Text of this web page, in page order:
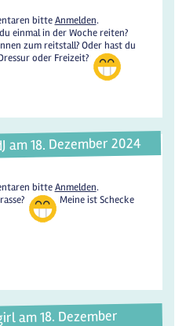
bitteAnmelden.
einmal in der Woche reiten?
zum reitstall? Oder hast du
oder Freizeit?
am 18. Dezember 2024
bitteAnmelden.
Meine ist Schecke
am 18. Dezember